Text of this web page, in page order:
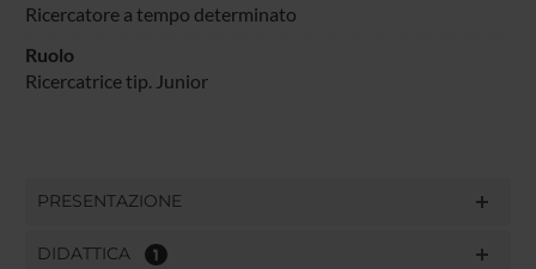
Ricercatore a tempo determinato
Ruolo
Ricercatrice tip. Junior
PRESENTAZIONE
DIDATTICA 1